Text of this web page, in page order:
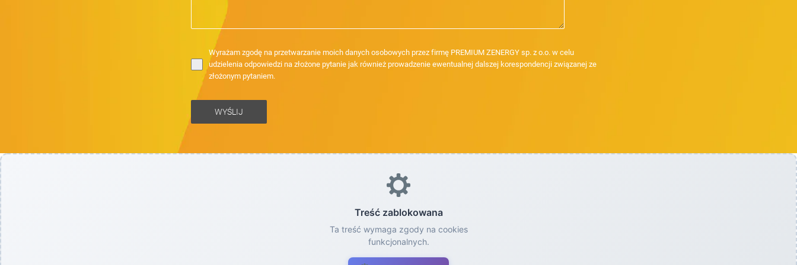
Wyrażam zgodę na przetwarzanie moich danych osobowych przez firmę PREMIUM ZENERGY sp. z o.o. w celu
udzielenia odpowiedzi na złożone pytanie jak również prowadzenie ewentualnej dalszej korespondencji związanej ze
złożonym pytaniem.
WYŚLIJ
Treść zablokowana
Ta treść wymaga zgody na cookies
funkcjonalnych.